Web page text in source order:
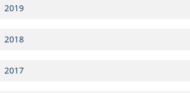
2019
2018
2017